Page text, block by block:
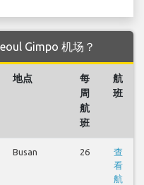
Gimpo 机场？
地点
每
周
航
班
航
班
Busan 26
查
看
航